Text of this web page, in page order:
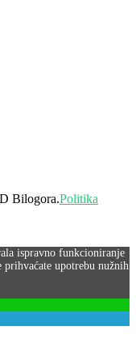
Bilogora.Politika
ispravno funkcioniranje
upotrebu nužnih